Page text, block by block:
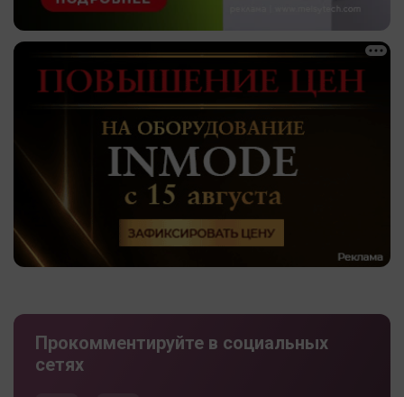
Прокомментируйте в социальных
сетях